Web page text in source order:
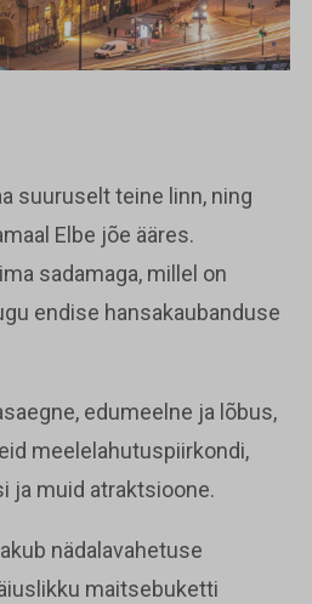
suuruselt teine linn, ning
Elbe jõe ääres.
sadamaga, millel on
endise hansakaubanduse
edumeelne ja lõbus,
meelelahutuspiirkondi,
ja muid atraktsioone.
nädalavahetuse
maitsebuketti